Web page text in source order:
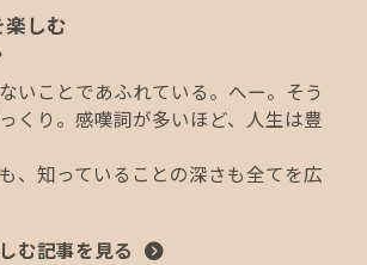
楽しむ
いことであふれている。へー。そう
くり。感嘆詞が多いほど、人生は豊
、知っていることの深さも全てを広
む記事を見る